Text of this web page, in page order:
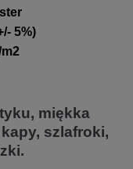
5%)
miękka
szlafroki,